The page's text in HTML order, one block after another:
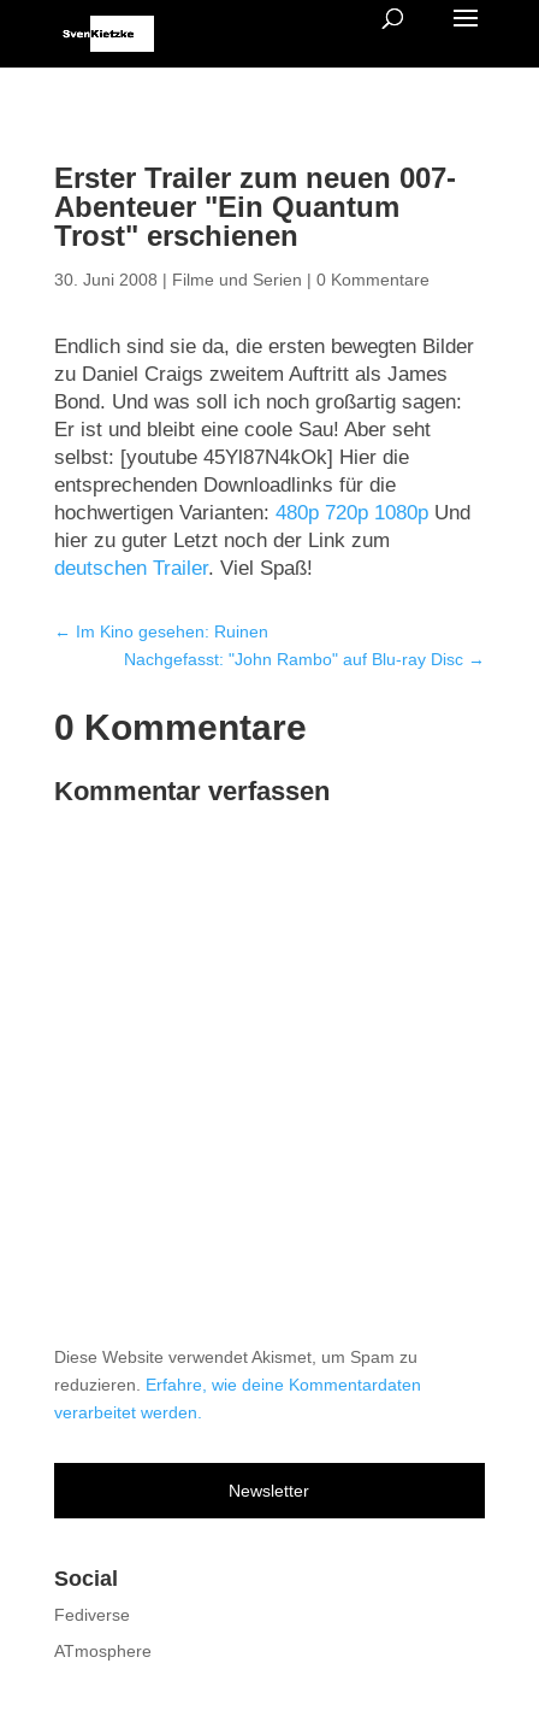
Erster Trailer zum neuen 007-
Abenteuer "Ein Quantum
Trost" erschienen
30. Juni 2008 | Filme und Serien | 0 Kommentare
Endlich sind sie da, die ersten bewegten Bilder
zu Daniel Craigs zweitem Auftritt als James
Bond. Und was soll ich noch großartig sagen:
Er ist und bleibt eine coole Sau! Aber seht
selbst: [youtube 45Yl87N4kOk] Hier die
entsprechenden Downloadlinks für die
hochwertigen Varianten: 480p 720p 1080pUnd
hier zu guter Letzt noch der Link zum
deutschen Trailer. Viel Spaß!
← Im Kino gesehen: Ruinen
Nachgefasst: "John Rambo" auf Blu-ray Disc →
0 Kommentare
Kommentar verfassen
Diese Website verwendet Akismet, um Spam zu
reduzieren. Erfahre, wie deine Kommentardaten
verarbeitet werden.
Newsletter
Social
Fediverse
ATmosphere